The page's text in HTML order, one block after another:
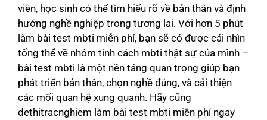
viên, học sinh có thể tìm hiểu rõ về bản thân và định
hướng nghề nghiệp trong tương lai. Với hơn 5 phút
làm bài test mbti miễn phí, bạn sẽ có được cái nhìn
tổng thể về nhóm tính cách mbti thật sự của mình –
bài test mbti là một nền tảng quan trọng giúp bạn
phát triển bản thân, chọn nghề đúng, và cải thiện
các mối quan hệ xung quanh. Hãy cũng
dethitracnghiem làm bài test mbti miễn phí ngay